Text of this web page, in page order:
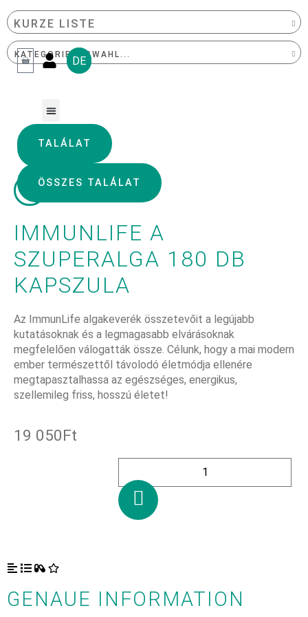
DE
TALÁLAT
ÖSSZES TALÁLAT
KURZE LISTE
VORGESTELLTES PRODUKT
BELIEBTE PRODUKTE
MIKROALGE
DIAGNOSE TEST
OMEGA-3-ÖLE
WASSERSTOFFTABLETTE
IMMUNLIFE A
SZUPERALGA 180 DB
KAPSZULA
Az ImmunLife algakeverék összetevőit a legújabb
kutatásoknak és a legmagasabb elvárásoknak
megfelelően válogatták össze. Célunk, hogy a mai modern
ember természettől távolodó életmódja ellenére
megtapasztalhassa az egészséges, energikus,
szellemileg friss, hosszú életet!
19 050Ft
GENAUE INFORMATION